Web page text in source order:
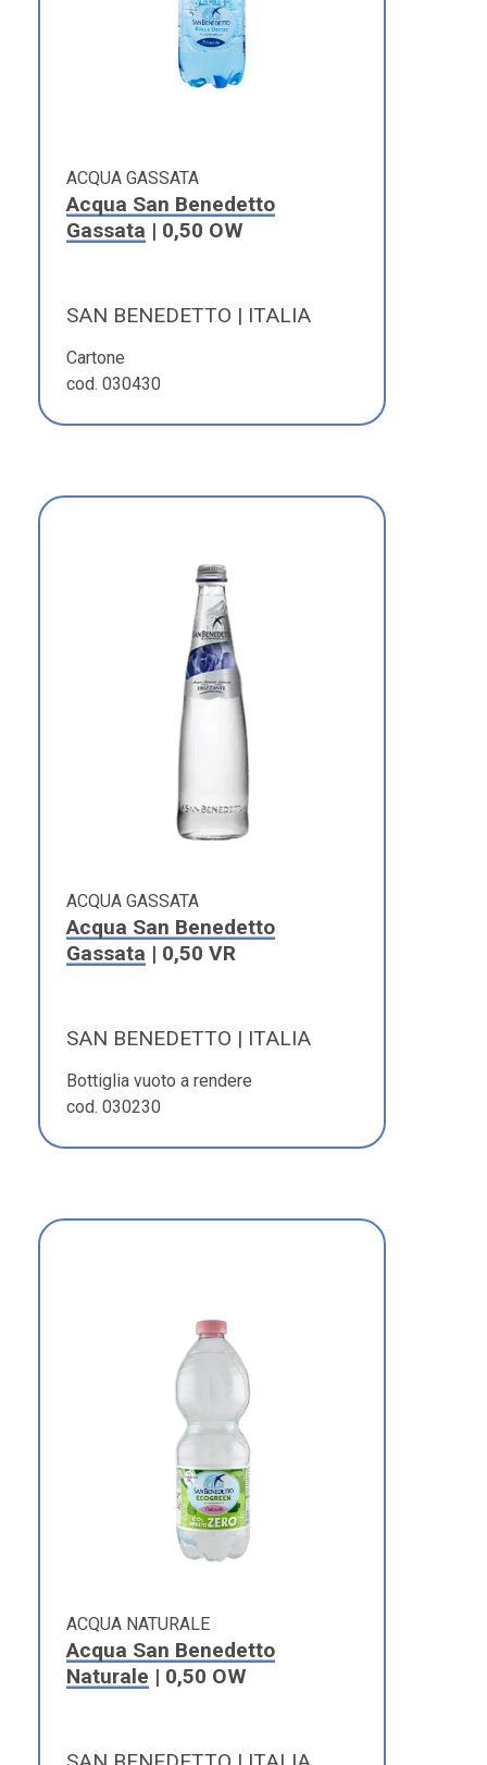
ACQUA GASSATA
Acqua San Benedetto
Gassata | 0,50 OW
SAN BENEDETTO | ITALIA
Cartone
cod. 030430
ACQUA GASSATA
Acqua San Benedetto
Gassata | 0,50 VR
SAN BENEDETTO | ITALIA
Bottiglia vuoto a rendere
cod. 030230
ACQUA NATURALE
Acqua San Benedetto
Naturale | 0,50 OW